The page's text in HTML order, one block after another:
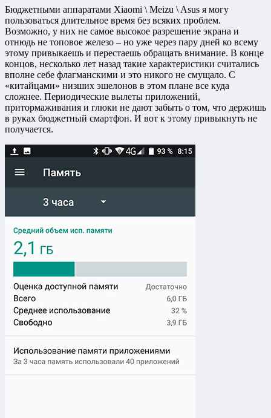
Бюджетными аппаратами Xiaomi \ Meizu \ Asus я могу
пользоваться длительное время без всяких проблем.
Возможно, у них не самое высокое разрешение экрана и
отнюдь не топовое железо – но уже через пару дней ко всему
этому привыкаешь и перестаешь обращать внимание. В конце
концов, несколько лет назад такие характеристики считались
вполне себе флагманскими и это никого не смущало. С
«китайцами» низших эшелонов в этом плане все куда
сложнее. Периодические вылеты приложений,
притормаживания и глюки не дают забыть о том, что держишь
в руках бюджетный смартфон. И вот к этому привыкнуть не
получается.